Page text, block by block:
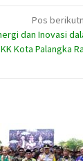
Pos
dan Inovasi
Kota Palangka